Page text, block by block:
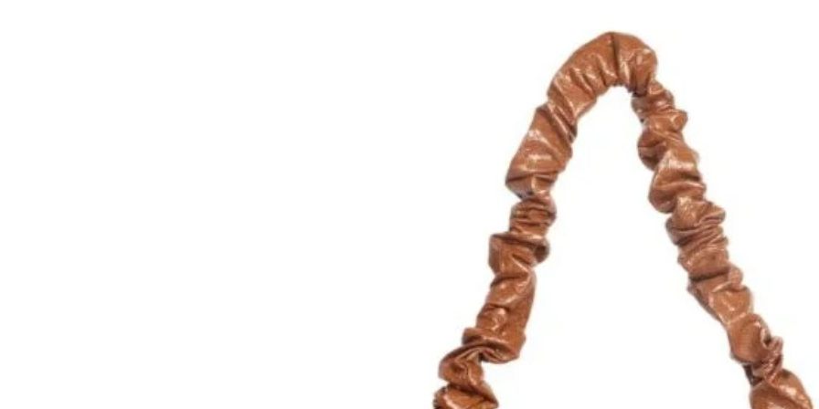
Découvrez le BIZ porte-cartes Crazy Lou Paris, l'accessoire ultime pour
ceux qui recherchent à la fois style et praticité. Conçu en cuir
d'agneau ultra compact et cuir métallisé, ce porte-cartes peut